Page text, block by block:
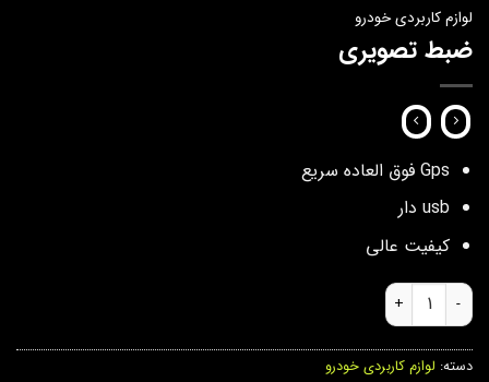
لوازم کاربردی خودرو
ضبط تصویری
Gps فوق العاده سریع
usb دار
کیفیت عالی
ضبط تصویری عدد
دسته: لوازم کاربردی خودرو